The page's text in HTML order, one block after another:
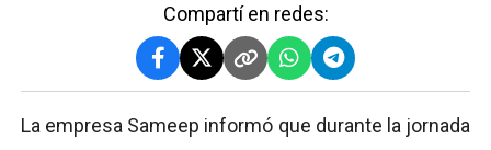
Compartí en redes:
La empresa Sameep informó que durante la jornada